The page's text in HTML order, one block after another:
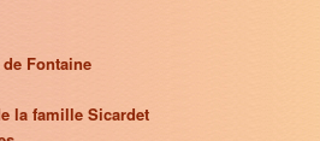
Fontaine
la famille Sicardet